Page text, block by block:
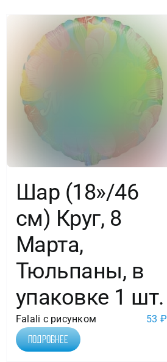
Градиент,
1
Шар (18»/46
см) Круг, 8
Марта,
Тюльпаны, в
упаковке 1 шт.
Falali с рисунком 53 ₽
Подробнее